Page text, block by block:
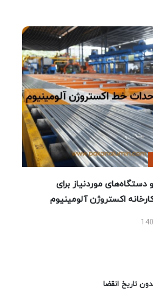
موردنیاز برای
اکستروژن آلومینیوم
تاریخ انقضا